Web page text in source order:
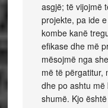
asgjë; të vijojmë
projekte, pa ide
kombe kanë
efikase dhe më
mësojmë nga
më të përgatitur,
dhe po ashtu
shumë. Kjo